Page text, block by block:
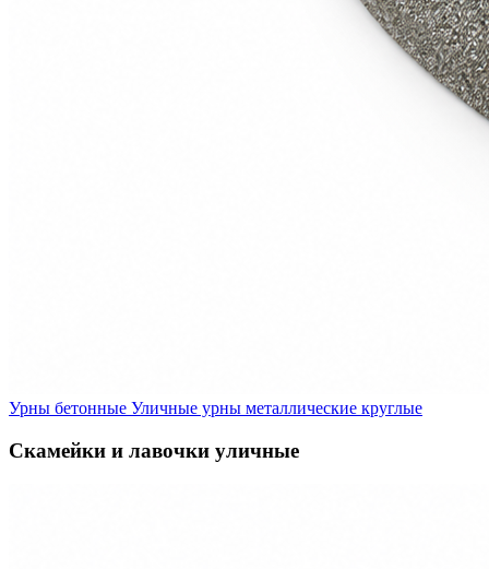
Урны бетонные Уличные урны металлические круглые
Скамейки и лавочки уличные